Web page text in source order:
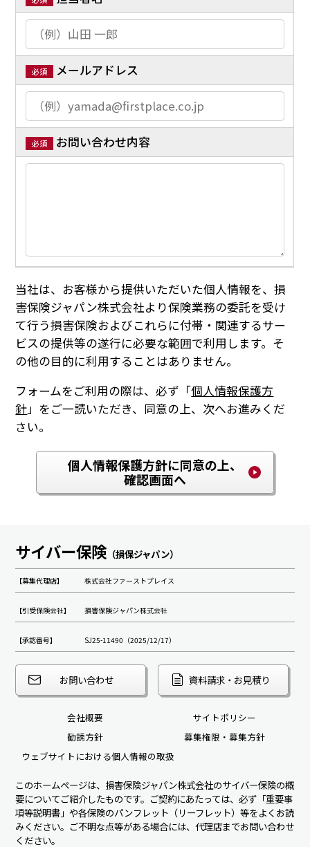
必須 メールアドレス
必須 お問い合わせ内容
当社は、お客様から提供いただいた個人情報を、損
害保険ジャパン株式会社より保険業務の委託を受け
て行う損害保険およびこれらに付帯・関連するサー
ビスの提供等の遂行に必要な範囲で利用します。そ
の他の目的に利用することはありません。
フォームをご利用の際は、必ず「個人情報保護方
針」をご一読いただき、同意の上、次へお進みくだ
さい。
個人情報保護方針に同意の上、
確認画面へ
サイバー保険 （損保ジャパン）
【募集代理店】 株式会社ファーストプレイス
【引受保険会社】 損害保険ジャパン株式会社
【承認番号】 SJ25-11490（2025/12/17）
お問い合わせ 資料請求・お見積り
会社概要
サイトポリシー
勧誘方針
募集権限・募集方針
ウェブサイトにおける個人情報の取扱
このホームページは、損害保険ジャパン株式会社のサイバー保険の概
要についてご紹介したものです。ご契約にあたっては、必ず「重要事
項等説明書」や各保険のパンフレット（リーフレット）等をよくお読
みください。ご不明な点等がある場合には、代理店までお問い合わせ
ください。